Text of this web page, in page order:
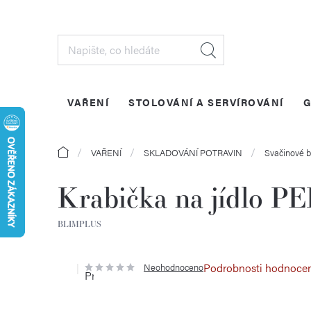
VAŘENÍ STOLOVÁNÍ A SERVÍROVÁNÍ
DomůVAŘENÍ SKLADOVÁNÍ POTRAVIN Svačinové
Krabička na jídlo
BLIMPLUS
Průměrné
hodnocení
NeohodnocenoPodrobnosti